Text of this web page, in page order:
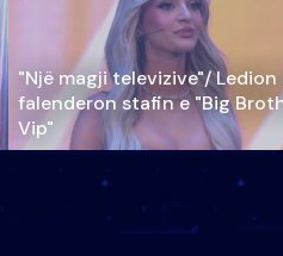
"Një magji televizive"/ Ledion
falenderon stafin e "Big
Vip"